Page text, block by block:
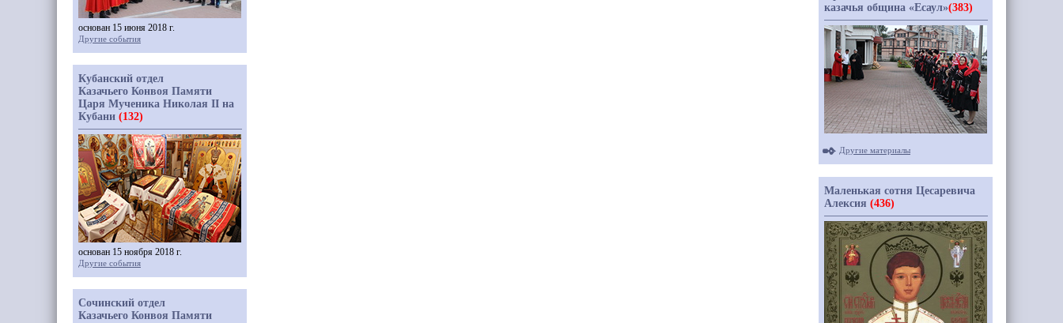
основан 15 июня 2018 г.
Другие события
Кубанский отдел
Казачьего Конвоя Памяти
Царя Мученика Николая II на
Кубани (132)
основан 15 ноября 2018 г.
Другие события
Сочинский отдел
Казачьего Конвоя Памяти
казачья община «Есаул»(383)
Другие материалы
Маленькая сотня Цесаревича
Алексия (436)